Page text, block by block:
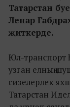
Татарстан
Ленар
җиткерде.
Юл-транспорт
узган елның
сизелерлек
Татарстан